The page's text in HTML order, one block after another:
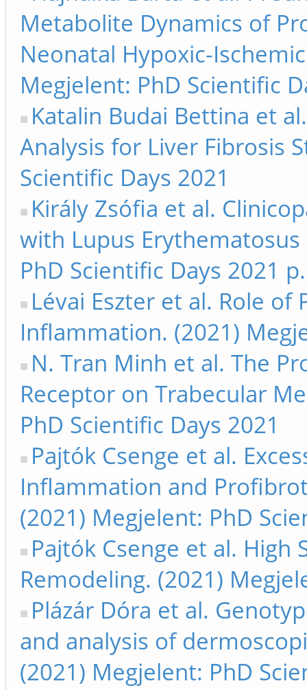
Metabolite Dynamics of
Neonatal Hypoxic-
Megjelent: PhD Scientific
Katalin Budai Bettina et
Analysis for Liver Fibrosis
Scientific Days 2021
Király Zsófia et al.
with Lupus
PhD Scientific Days 2021
Lévai Eszter et al. Role of
Inflammation. (2021)
N. Tran Minh et al. The
Receptor on Trabecular
PhD Scientific Days 2021
Pajtók Csenge et al.
Inflammation and
(2021) Megjelent: PhD
Pajtók Csenge et al. High
Remodeling. (2021)
Plázár Dóra et al.
and analysis of
(2021) Megjelent: PhD